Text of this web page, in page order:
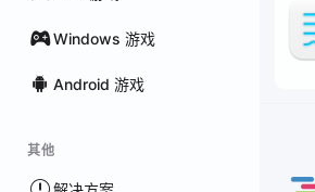
Windows 游戏
Android 游戏
其他